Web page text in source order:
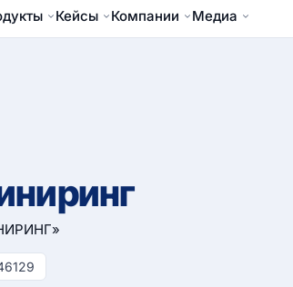
Кейсы Компании Медиа